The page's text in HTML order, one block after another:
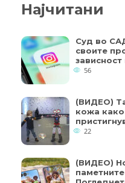
Најчитани
Суд во
своите
зависност
56
(ВИДЕО)
кожа
22
(ВИДЕО)